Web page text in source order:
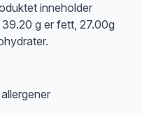
inneholder
g er fett, 27.00g